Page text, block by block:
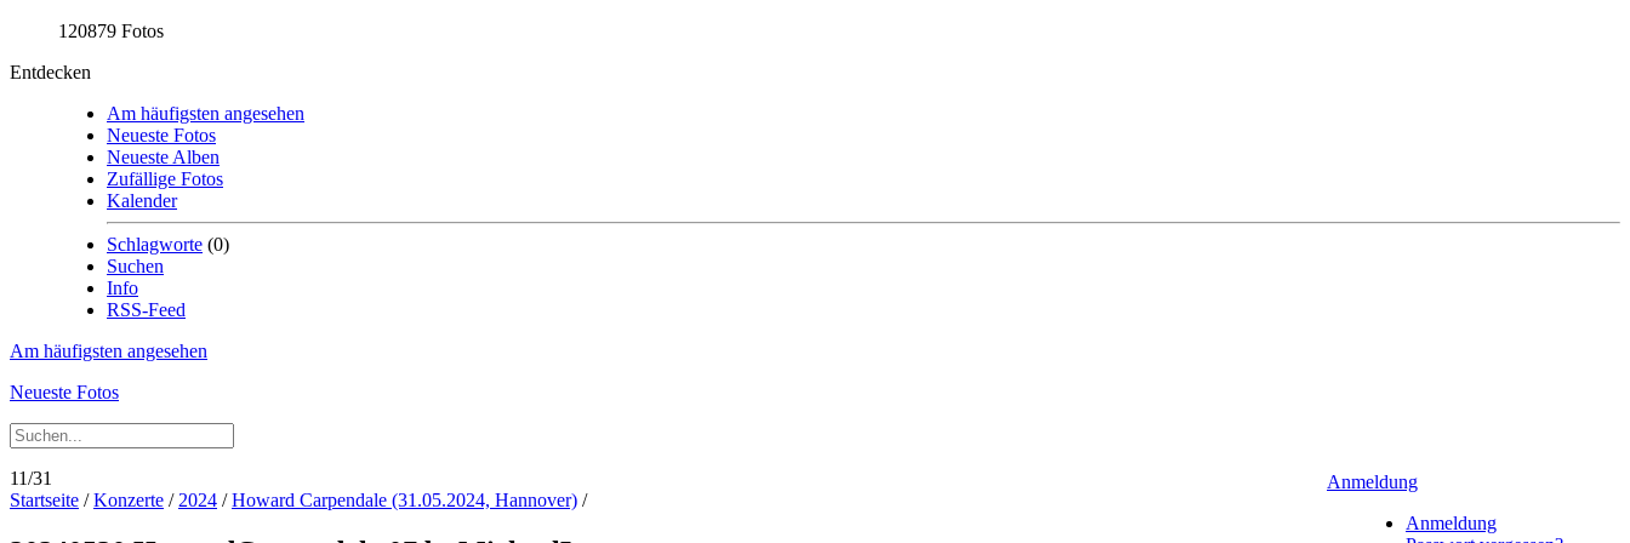
120879 Fotos
Entdecken
Am häufigsten angesehen
Neueste Fotos
Neueste Alben
Zufällige Fotos
Kalender
Schlagworte (0)
Suchen
Info
RSS-Feed
Am häufigsten angesehen
Neueste Fotos
Anmeldung
Anmeldung
11/31
Startseite /Konzerte / 2024 /Howard Carpendale (31.05.2024, Hannover) /